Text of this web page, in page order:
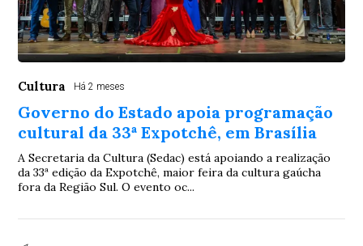
Cultura Há 2 meses
Governo do Estado apoia programação
cultural da 33ª Expotchê, em Brasília
A Secretaria da Cultura (Sedac) está apoiando a realização
da 33ª edição da Expotchê, maior feira da cultura gaúcha
fora da Região Sul. O evento oc...